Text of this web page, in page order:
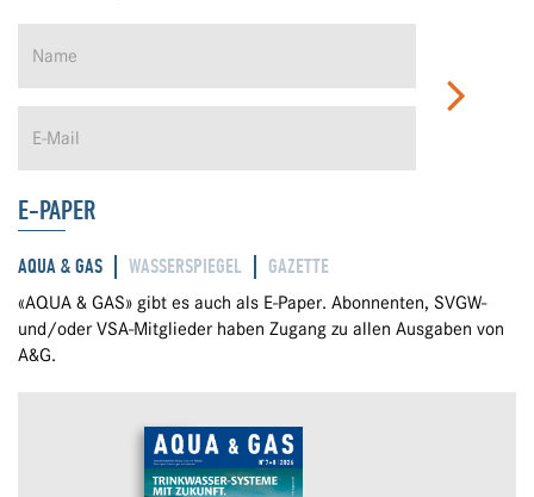
E-PAPER
AQUA & GAS WASSERSPIEGEL GAZETTE
«AQUA & GAS» gibt es auch als E-Paper. Abonnenten, SVGW-
und/oder VSA-Mitglieder haben Zugang zu allen Ausgaben von
A&G.